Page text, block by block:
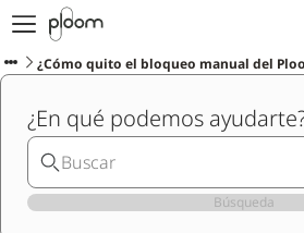
Descubre Ploom AURA
Tienda
Ploom Club
Blog
Ayuda y soporte
Localiza tu tienda
¿Cómo quito el bloqueo manual del
¿En qué podemos
Búsqueda